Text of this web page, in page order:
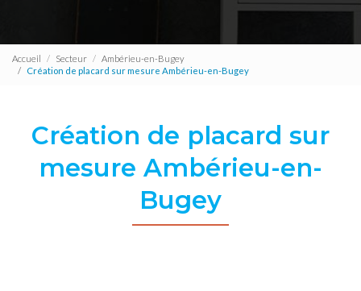
Accueil Secteur
Ambérieu-en-Bugey
Création de placard sur mesure Ambérieu-en-Bugey
Création de placard sur
mesure Ambérieu-en-
Bugey